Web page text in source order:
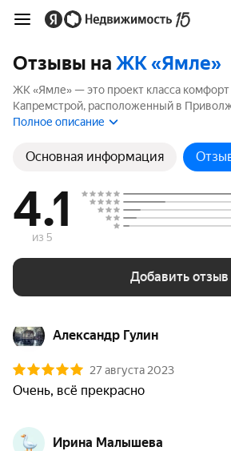
Отзывы на ЖК «Ямле»
ЖК «Ямле» — это проект класса комфорт
Капремстрой, расположенный в
метро Суконная слобода. Комплекс
ЖК «Ямле», ознакомьтесь с отзывами
района. Мы рассчитали рейтинг на
Полное описание
Основная информация
4.1
из 5
Добавить отзыв
Александр Гулин
27 августа 2023
Очень, всё прекрасно
Ирина Малышева